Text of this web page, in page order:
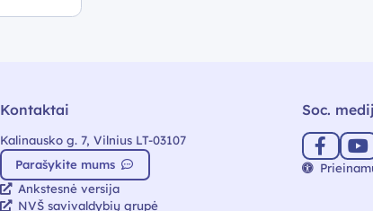
Kontaktai
Kalinausko g. 7, Vilnius LT-03107
Parašykite mums
Ankstesnė versija
NVŠ savivaldybių grupė
Soc.